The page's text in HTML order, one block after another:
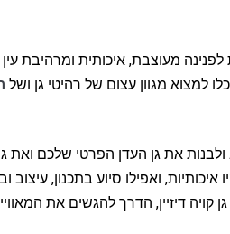
מעוצבת, איכותית ומרהיבת
ולבנות את גן העדן הפרטי שלכם
איכותיות, ואפילו סיוע בתכנון, עיצוב
קויה דיזיין, הדרך להגשים את